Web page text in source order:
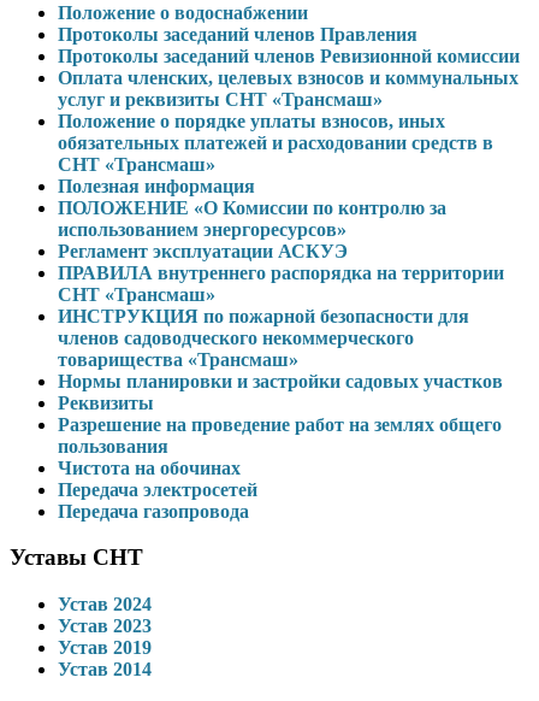
Положение о водоснабжении
Протоколы заседаний членов Правления
Протоколы заседаний членов Ревизионной комиссии
Оплата членских, целевых взносов и коммунальных
услуг и реквизиты СНТ «Трансмаш»
Положение о порядке уплаты взносов, иных
обязательных платежей и расходовании средств в
СНТ «Трансмаш»
Полезная информация
ПОЛОЖЕНИЕ «О Комиссии по контролю за
использованием энергоресурсов»
Регламент эксплуатации АСКУЭ
ПРАВИЛА внутреннего распорядка на территории
СНТ «Трансмаш»
ИНСТРУКЦИЯ по пожарной безопасности для
членов садоводческого некоммерческого
товарищества «Трансмаш»
Нормы планировки и застройки садовых участков
Реквизиты
Разрешение на проведение работ на землях общего
пользования
Чистота на обочинах
Передача электросетей
Передача газопровода
Уставы СНТ
Устав 2024
Устав 2023
Устав 2019
Устав 2014